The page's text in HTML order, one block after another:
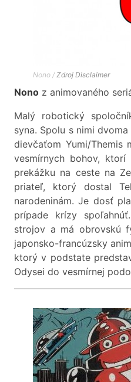
Nono /Zdroj Disclaimer
Nono z animovaného
Malý robotický
syna. Spolu s nimi
dievčaťom Yumi/Themis
vesmírnych bohov,
prekážku na ceste na
priateľ, ktorý dostal
narodeninám. Je dosť
prípade krízy
strojov a má obrovskú
japonsko-francúzsky
ktorý v podstate
Odysei do vesmírnej